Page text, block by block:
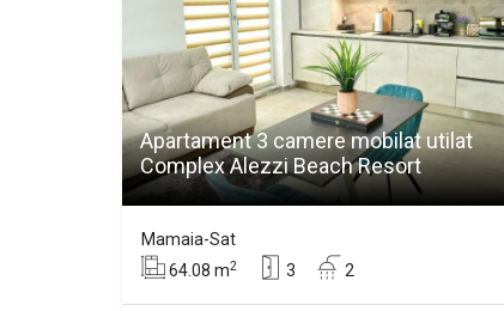
Apartament 3 camere mobilat utilat
Complex Alezzi Beach Resort
Mamaia-Sat
64.08 m2 3 2